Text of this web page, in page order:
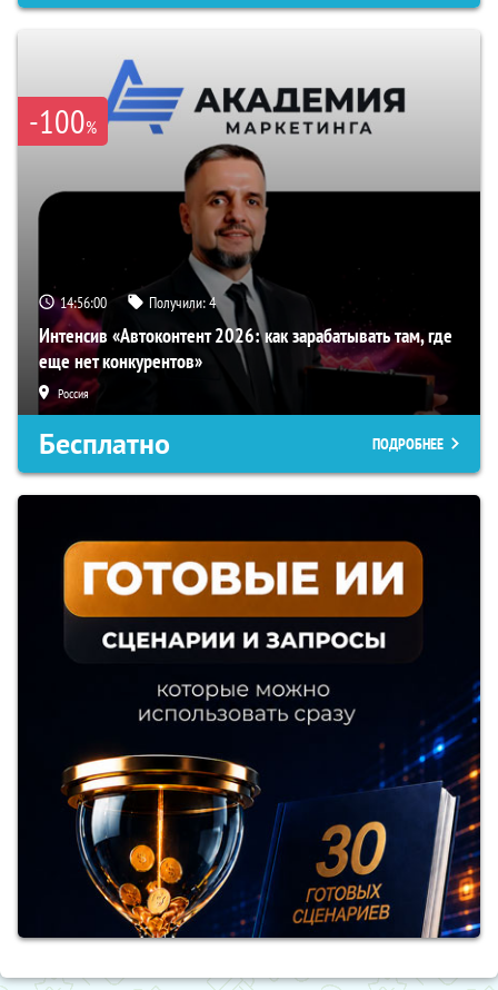
-100%
14:56:00 Получили:4
Интенсив «Автоконтент 2026: как зарабатывать там, где
еще нет конкурентов»
Россия
Бесплатно ПОДРОБНЕЕ